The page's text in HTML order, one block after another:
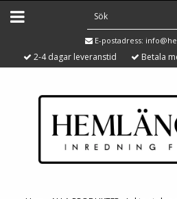
E-postadress:
2-4 dagar leveranstid Betala